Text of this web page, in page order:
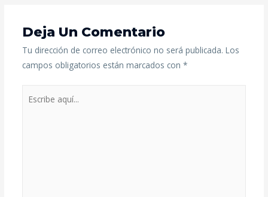
Deja Un Comentario
Tu dirección de correo electrónico no será publicada. Los
campos obligatorios están marcados con *